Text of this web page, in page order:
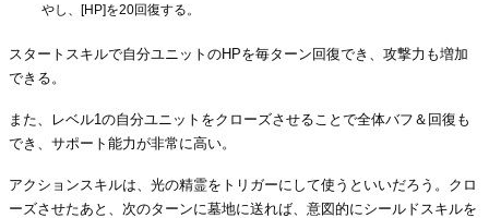
やし、[HP]を20回復する。
スタートスキルで自分ユニットのHPを毎ターン回復でき、攻撃力も増加
できる。
また、レベル1の自分ユニットをクローズさせることで全体バフ＆回復も
でき、サポート能力が非常に高い。
アクションスキルは、光の精霊をトリガーにして使うといいだろう。クロ
ーズさせたあと、次のターンに墓地に送れば、意図的にシールドスキルを